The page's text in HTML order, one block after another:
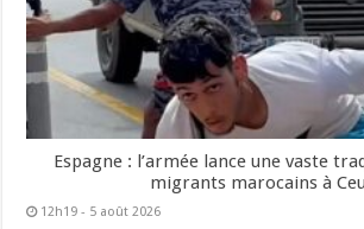
Espagne : l’armée lance une vaste
migrants marocains à
12h19 - 5 août 2026